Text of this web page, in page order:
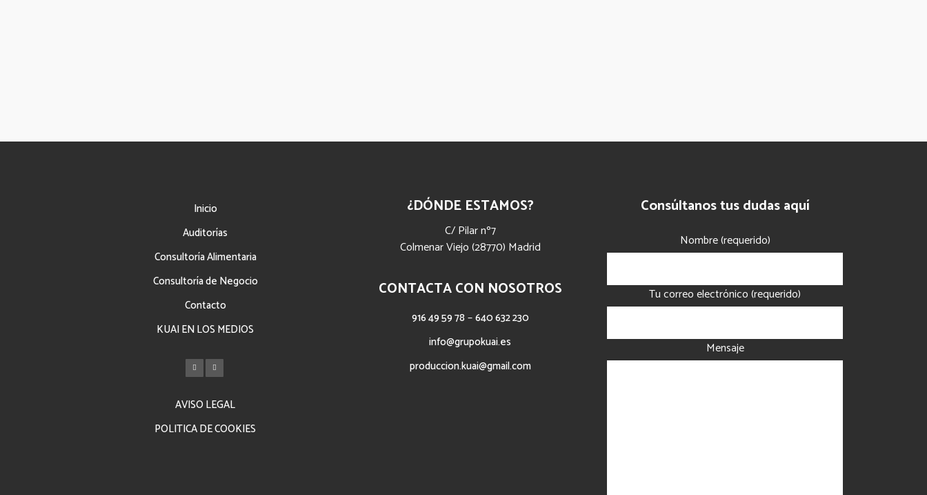
Inicio
Auditorías
Consultoría Alimentaria
Consultoría de Negocio
Contacto
KUAI EN LOS MEDIOS
AVISO LEGAL
POLITICA DE COOKIES
¿DÓNDE ESTAMOS?
C/ Pilar nº7
Colmenar Viejo (28770) Madrid
CONTACTA CON NOSOTROS
916 49 59 78 –640 632 230
info@grupokuai.es
produccion.kuai@gmail.com
Consúltanos tus dudas aquí
Nombre (requerido)
Tu correo electrónico (requerido)
Mensaje